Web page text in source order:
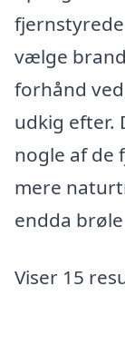
vælge
forhånd
udkig efter.
nogle af de
mere
endda
Viser 15